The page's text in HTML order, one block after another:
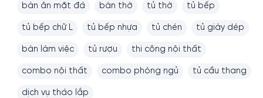
bàn ăn mặt đá bàn thờ tủ thờ tủ bếp
tủ bếp chữ L tủ bếp nhựa tủ chén tủ giày dép
bàn làm việc tủ rượu thi công nội thất
combo nội thất combo phòng ngủ tủ cầu thang
dịch vụ tháo lắp